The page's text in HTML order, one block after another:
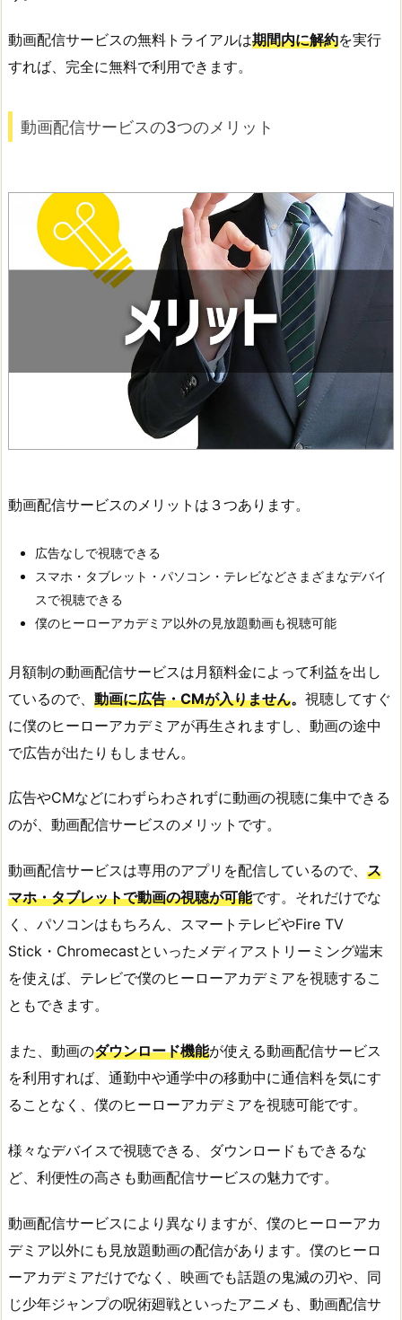
動画配信サービスの無料トライアルは期間内に解約を実行
すれば、完全に無料で利用できます。
動画配信サービスの3つのメリット
動画配信サービスのメリットは３つあります。
広告なしで視聴できる
スマホ・タブレット・パソコン・テレビなどさまざまなデバイ
スで視聴できる
僕のヒーローアカデミア以外の見放題動画も視聴可能
月額制の動画配信サービスは月額料金によって利益を出し
ているので、 動画に広告・CMが入りません。 視聴してすぐ
に僕のヒーローアカデミアが再生されますし、動画の途中
で広告が出たりもしません。
広告やCMなどにわずらわされずに動画の視聴に集中できる
のが、動画配信サービスのメリットです。
動画配信サービスは専用のアプリを配信しているので、 ス
マホ・タブレットで動画の視聴が可能です。それだけでな
く、パソコンはもちろん、スマートテレビやFire TV
Stick・Chromecastといったメディアストリーミング端末
を使えば、テレビで僕のヒーローアカデミアを視聴するこ
ともできます。
また、動画のダウンロード機能が使える動画配信サービス
を利用すれば、通勤中や通学中の移動中に通信料を気にす
ることなく、僕のヒーローアカデミアを視聴可能です。
様々なデバイスで視聴できる、ダウンロードもできるな
ど、利便性の高さも動画配信サービスの魅力です。
動画配信サービスにより異なりますが、僕のヒーローアカ
デミア以外にも見放題動画の配信があります。僕のヒーロ
ーアカデミアだけでなく、映画でも話題の鬼滅の刃や、同
じ少年ジャンプの呪術廻戦といったアニメも、動画配信サ